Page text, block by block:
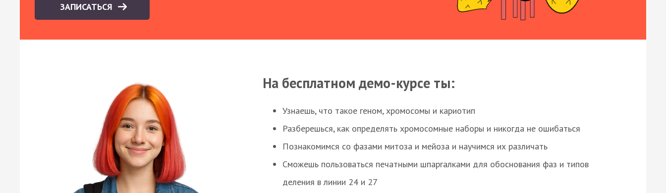
ЗАПИСАТЬСЯ
На бесплатном демо-курсе ты:
Узнаешь, что такое геном, хромосомы и кариотип
Разберешься, как определять хромосомные наборы и никогда не ошибаться
Познакомимся со фазами митоза и мейоза и научимся их различать
Сможешь пользоваться печатными шпаргалками для обоснования фаз и типов
деления в линии 24 и 27